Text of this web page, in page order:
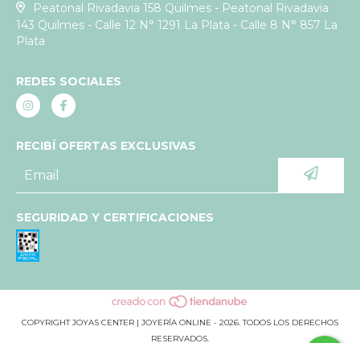
Peatonal Rivadavia 158 Quilmes - Peatonal Rivadavia
143 Quilmes - Calle 12 N° 1291 La Plata - Calle 8 N° 857 La
Plata
REDES SOCIALES
RECIBÍ OFERTAS EXCLUSIVAS
SEGURIDAD Y CERTIFICACIONES
COPYRIGHT JOYAS CENTER | JOYERÍA ONLINE - 2026. TODOS LOS DERECHOS
RESERVADOS.